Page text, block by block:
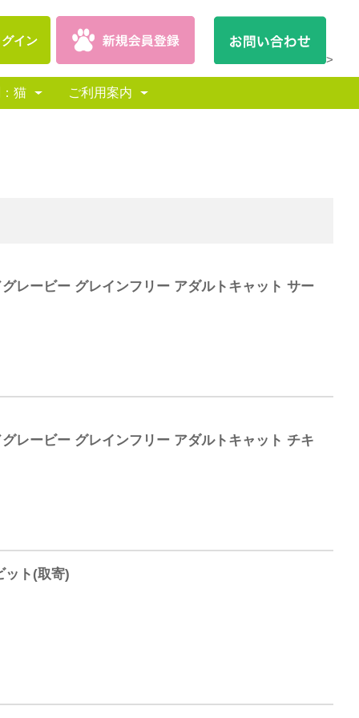
>
グイン
猫 ご利用案内
レービー グレインフリー アダルトキャット サー
レービー グレインフリー アダルトキャット チキ
ット(取寄)